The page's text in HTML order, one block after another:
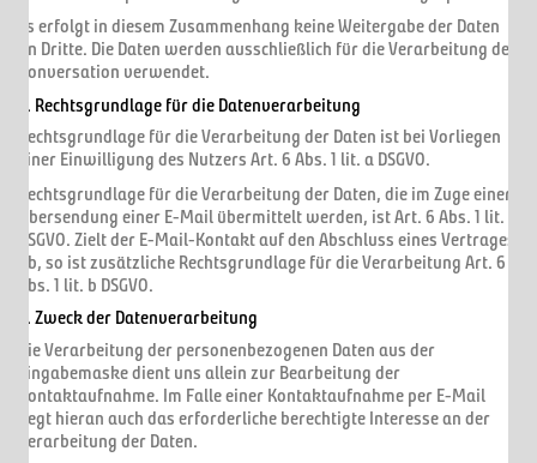
Es erfolgt in diesem Zusammenhang keine Weitergabe der Daten
an Dritte. Die Daten werden ausschließlich für die Verarbeitung der
Konversation verwendet.
2. Rechtsgrundlage für die Datenverarbeitung
Rechtsgrundlage für die Verarbeitung der Daten ist bei Vorliegen
einer Einwilligung des Nutzers Art. 6 Abs. 1 lit. a DSGVO.
Rechtsgrundlage für die Verarbeitung der Daten, die im Zuge einer
Übersendung einer E-Mail übermittelt werden, ist Art. 6 Abs. 1 lit. f
DSGVO. Zielt der E-Mail-Kontakt auf den Abschluss eines Vertrages
ab, so ist zusätzliche Rechtsgrundlage für die Verarbeitung Art. 6
Abs. 1 lit. b DSGVO.
3. Zweck der Datenverarbeitung
Die Verarbeitung der personenbezogenen Daten aus der
Eingabemaske dient uns allein zur Bearbeitung der
Kontaktaufnahme. Im Falle einer Kontaktaufnahme per E-Mail
liegt hieran auch das erforderliche berechtigte Interesse an der
Verarbeitung der Daten.